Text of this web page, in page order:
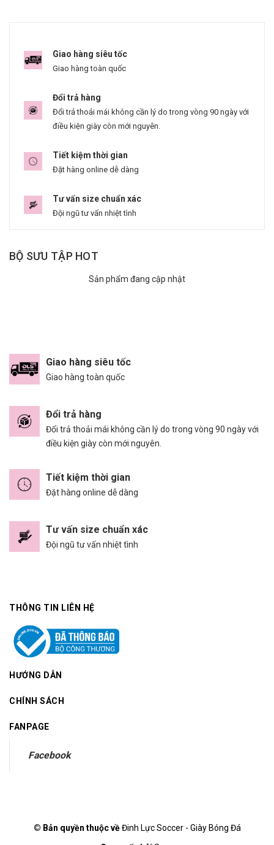
Giao hàng siêu tốc
Giao hàng toàn quốc
Đổi trả hàng
Đổi trả thoải mái không cần lý do trong vòng 90 ngày với
điều kiện giày còn mới nguyên.
Tiết kiệm thời gian
Đặt hàng online dễ dàng
Tư vấn size chuẩn xác
Đội ngũ tư vấn nhiệt tình
BỘ SƯU TẬP HOT
Sản phẩm đang cập nhật
Giao hàng siêu tốc
Giao hàng toàn quốc
Đổi trả hàng
Đổi trả thoải mái không cần lý do trong vòng 90 ngày với
điều kiện giày còn mới nguyên.
Tiết kiệm thời gian
Đặt hàng online dễ dàng
Tư vấn size chuẩn xác
Đội ngũ tư vấn nhiệt tình
THÔNG TIN LIÊN HỆ
HƯỚNG DẪN
CHÍNH SÁCH
FANPAGE
Facebook
© Bản quyền thuộc vềĐinh Lực Soccer - Giày Bóng Đá